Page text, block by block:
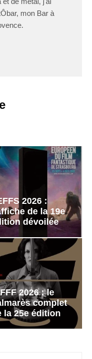
mon Bar à
2026 :
de la 19e
dévoilée
2026 : le
complet
la 25e édition